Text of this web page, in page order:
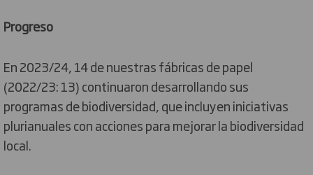
Progreso
En 2023/24, 14 de nuestras fábricas de papel
(2022/23: 13) continuaron desarrollando sus
programas de biodiversidad, que incluyen iniciativas
plurianuales con acciones para mejorar la biodiversidad
local.